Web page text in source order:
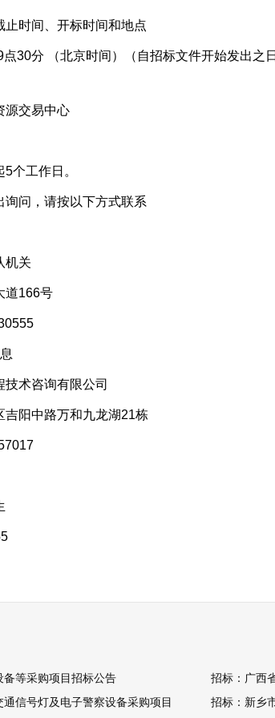
时间、开标时间和地点
分 （北京时间）（自招标文件开始发出之
交易中心
工作日。
问，请按以下方式联系
关
166号
术咨询有限公司
阳中路万和九龙湖21栋
等采购项目招标公告
招标：广西
信号灯及电子警察设备采购项目
招标：新乡